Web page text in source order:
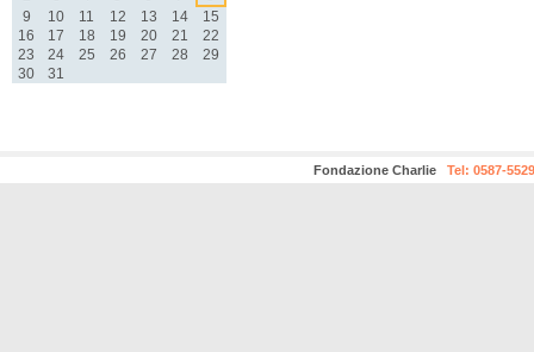
9
10 11 12 13 14
15
16
17 18 19 20 21
22
23
24 25 26 27 28
29
30
31
Fondazione CharlieTel: 0587-